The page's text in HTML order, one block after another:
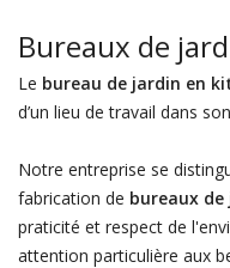
Bureaux de
Le bureau de jardin en
d’un lieu de travail dans
Notre entreprise se
fabrication de bureaux de
praticité et respect de
attention particulière aux